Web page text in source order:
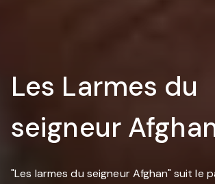
Les Larmes du
seigneur
"Les larmes du seigneur Afghan" suit le